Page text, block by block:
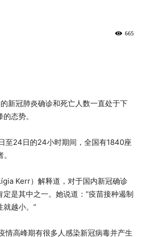
665
新冠肺炎确诊和死亡人数一直处于下
态势。
至24日的24小时期间，全国有1840座
Kerr）解释道，对于国内新冠确诊
是其中之一。她说道：“疫苗接种遏制
越小。”
情高峰期有很多人感染新冠病毒并产生